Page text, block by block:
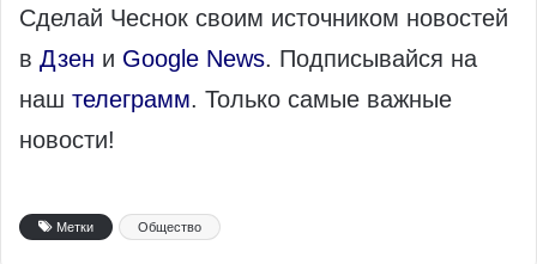
Сделай Чеснок своим источником новостей
в Дзен и Google News. Подписывайся на
наш телеграмм. Только самые важные
новости!
Метки Общество